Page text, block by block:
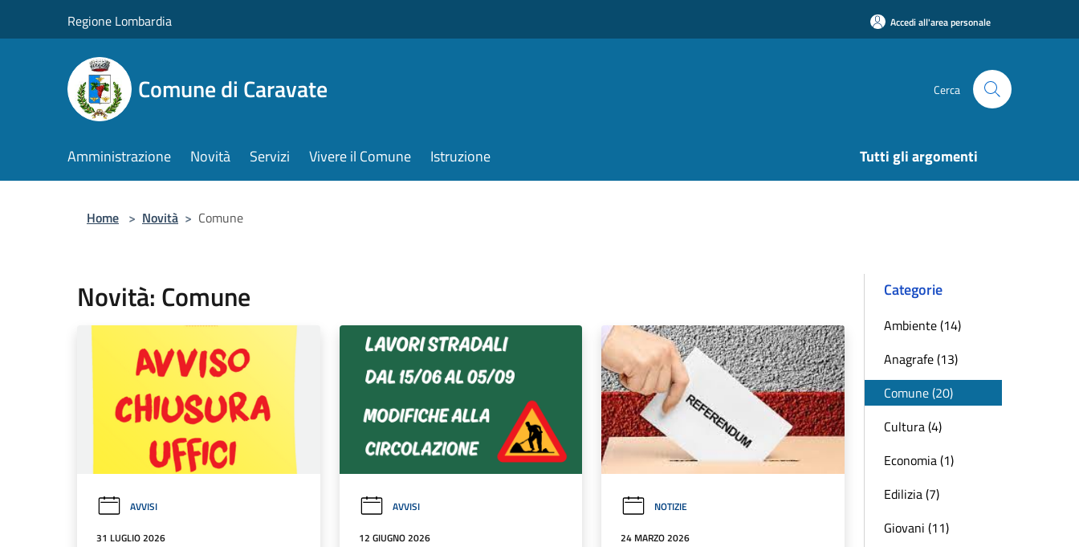
Regione Lombardia Accedi all'area personale
Comune di Caravate Cerca
Amministrazione Novità Servizi Vivere il Comune Istruzione Tutti gli argomenti
Home > Novità > Comune
Novità: Comune
AVVISI
31 LUGLIO 2026
AVVISI
12 GIUGNO 2026
NOTIZIE
24 MARZO 2026
Categorie
Ambiente (14)
Anagrafe (13)
Comune (20)
Cultura (4)
Economia (1)
Edilizia (7)
Giovani (11)